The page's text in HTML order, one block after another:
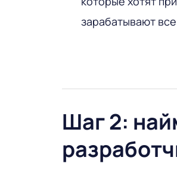
зарабатывают
Шаг 2: